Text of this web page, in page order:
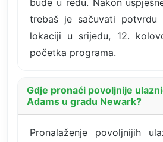
trebaš je sačuvati
lokaciji u srijedu, 12.
početka programa.
Gdje pronaći povoljnije
Adams u gradu Newark?
Pronalaženje povoljnijih